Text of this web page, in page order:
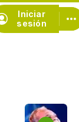
Iniciar
sesión